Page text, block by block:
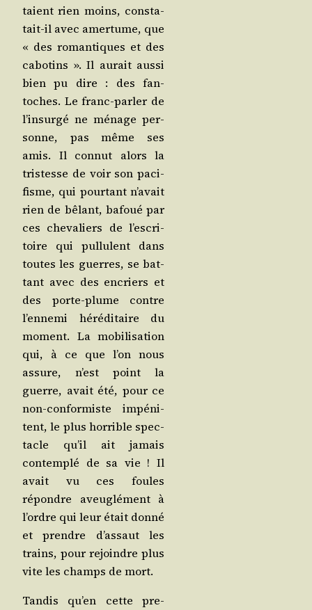
taient rien moins, consta­
tait-il avec amer­tume, que
« des roman­tiques et des
cabo­tins ». Il aurait aus­si
bien pu dire : des fan­
toches. Le franc-par­ler de
l’in­sur­gé ne ménage per­
sonne, pas même ses
amis. Il connut alors la
tris­tesse de voir son paci­
fisme, qui pour­tant n’a­vait
rien de bêlant, bafoué par
ces che­va­liers de l’es­cri­
toire qui pul­lulent dans
toutes les guerres, se bat­
tant avec des encriers et
des porte-plume contre
l’en­ne­mi héré­di­taire du
moment. La mobi­li­sa­tion
qui, à ce que l’on nous
assure, n’est point la
guerre, avait été, pour ce
non-confor­miste impé­ni­
tent, le plus hor­rible spec­
tacle qu’il ait jamais
contem­plé de sa vie ! Il
avait vu ces foules
répondre aveu­glé­ment à
l’ordre qui leur était don­né
et prendre d’as­saut les
trains, pour rejoindre plus
vite les champs de mort.
Tan­dis qu’en cette pre­